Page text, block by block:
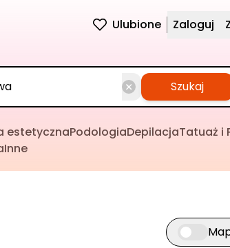
Ulubione Zaloguj
Szukaj
estetycznaPodologiaDepilacjaTatuaż i
Inne
Przełącz